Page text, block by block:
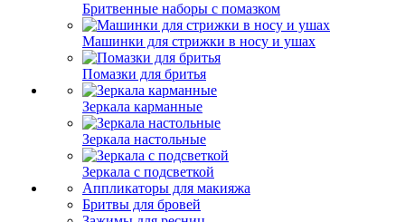
Бритвенные наборы с помазком
Машинки для стрижки в носу и ушах
Помазки для бритья
Зеркала карманные
Зеркала настольные
Зеркала с подсветкой
Аппликаторы для макияжа
Бритвы для бровей